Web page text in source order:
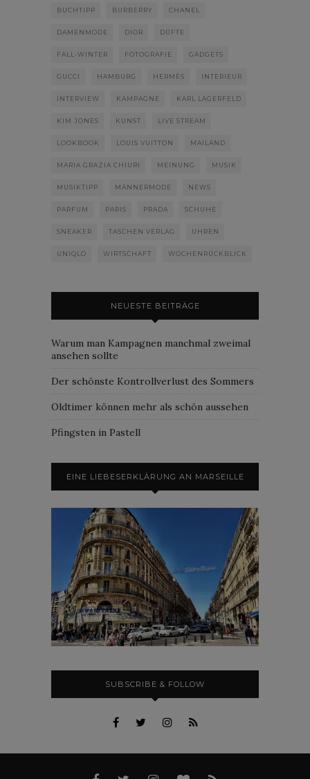
BUCHTIPP BURBERRY CHANEL
DAMENMODE DIOR DÜFTE
FALL-WINTER FOTOGRAFIE GADGETS
GUCCI HAMBURG HERMÈS INTERIEUR
INTERVIEW KAMPAGNE KARL LAGERFELD
KIM JONES KUNST LIVE STREAM
LOOKBOOK LOUIS VUITTON MAILAND
MARIA GRAZIA CHIURI MEINUNG MUSIK
MUSIKTIPP MÄNNERMODE NEWS
PARFUM PARIS PRADA SCHUHE
SNEAKER TASCHEN VERLAG UHREN
UNIQLO WIRTSCHAFT WOCHENRÜCKBLICK
NEUESTE BEITRÄGE
Warum man Kampagnen manchmal zweimal
ansehen sollte
Der schönste Kontrollverlust des Sommers
Oldtimer können mehr als schön aussehen
Pfingsten in Pastell
EINE LIEBESERKLÄRUNG AN MARSEILLE
SUBSCRIBE & FOLLOW